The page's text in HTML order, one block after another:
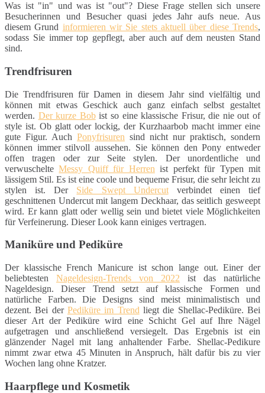
Was ist "in" und was ist "out"? Diese Frage stellen sich unsere
Besucherinnen und Besucher quasi jedes Jahr aufs neue. Aus
diesem Grund informieren wir Sie stets aktuell über diese Trends,
sodass Sie immer top gepflegt, aber auch auf dem neusten Stand
sind.
Trendfrisuren
Die Trendfrisuren für Damen in diesem Jahr sind vielfältig und
können mit etwas Geschick auch ganz einfach selbst gestaltet
werden. Der kurze Bobist so eine klassische Frisur, die nie out of
style ist. Ob glatt oder lockig, der Kurzhaarbob macht immer eine
gute Figur. Auch Ponyfrisuren sind nicht nur praktisch, sondern
können immer stilvoll aussehen. Sie können den Pony entweder
offen tragen oder zur Seite stylen. Der unordentliche und
verwuschelteMessy Quiff für Herren ist perfekt für Typen mit
lässigem Stil. Es ist eine coole und bequeme Frisur, die sehr leicht zu
stylen ist. Der Side Swept Undercutverbindet einen tief
geschnittenen Undercut mit langem Deckhaar, das seitlich gesweept
wird. Er kann glatt oder wellig sein und bietet viele Möglichkeiten
für Verfeinerung. Dieser Look kann einiges vertragen.
Maniküre und Pediküre
Der klassische French Manicure ist schon lange out. Einer der
beliebtesten Nageldesign-Trends von 2022 ist das natürliche
Nageldesign. Dieser Trend setzt auf klassische Formen und
natürliche Farben. Die Designs sind meist minimalistisch und
dezent. Bei der Pediküre im Trend liegt die Shellac-Pediküre. Bei
dieser Art der Pediküre wird eine Schicht Gel auf Ihre Nägel
aufgetragen und anschließend versiegelt. Das Ergebnis ist ein
glänzender Nagel mit lang anhaltender Farbe. Shellac-Pedikure
nimmt zwar etwa 45 Minuten in Anspruch, hält dafür bis zu vier
Wochen lang ohne Kratzer.
Haarpflege und Kosmetik